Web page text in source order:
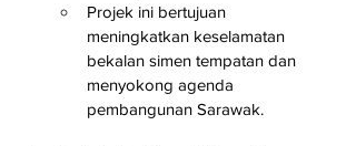
Projek ini bertujuan
meningkatkan keselamatan
bekalan simen tempatan dan
menyokong agenda
pembangunan Sarawak.